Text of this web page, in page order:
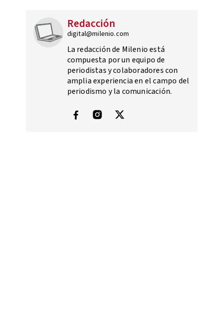
Redacción
digital@milenio.com
La redacción de Milenio está
compuesta por un equipo de
periodistas y colaboradores con
amplia experiencia en el campo del
periodismo y la comunicación.